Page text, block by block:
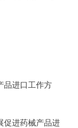
品进口工作方
促进药械产品进